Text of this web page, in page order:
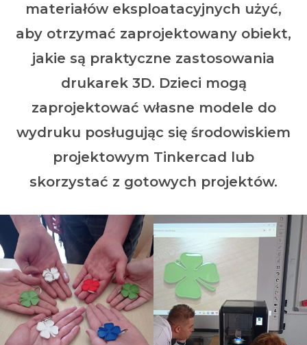
materiałów eksploatacyjnych użyć,
aby otrzymać zaprojektowany obiekt,
jakie są praktyczne zastosowania
drukarek 3D. Dzieci mogą
zaprojektować własne modele do
wydruku posługując się środowiskiem
projektowym Tinkercad lub
skorzystać z gotowych projektów.